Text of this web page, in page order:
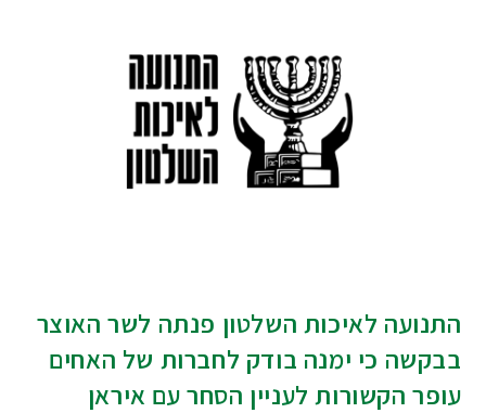
התנועה לאיכות השלטון פנתה לשר האוצר
בבקשה כי ימנה בודק לחברות של האחים
עופר הקשורות לעניין הסחר עם איראן